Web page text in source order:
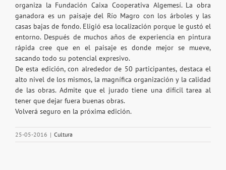
organiza la Fundación Caixa Cooperativa Algemesí. La obra
ganadora es un paisaje del Río Magro con los árboles y las
casas bajas de fondo. Eligió esa localización porque le gustó el
entorno. Después de muchos años de experiencia en pintura
rápida cree que en el paisaje es donde mejor se mueve,
sacando todo su potencial expresivo.
De esta edición, con alrededor de 50 participantes, destaca el
alto nivel de los mismos, la magnífica organización y la calidad
de las obras. Admite que el jurado tiene una difícil tarea al
tener que dejar fuera buenas obras.
Volverá seguro en la próxima edición.
25-05-2016 | Cultura